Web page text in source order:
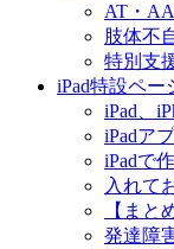
AT・
肢体不
特別支
iPad特設ペー
iPad、
iPadア
iPadで
入れて
【まと
発達障